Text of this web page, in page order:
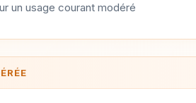
un usage courant modéré